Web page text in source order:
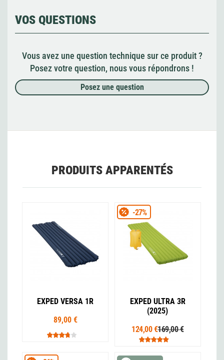
VOS QUESTIONS
Vous avez une question technique sur ce produit ?
Posez votre question, nous vous répondrons !
Posez une question
PRODUITS APPARENTÉS
EXPED VERSA 1R
89,00 €
EXPED ULTRA 3R
(2025)
124,00 €169,00 €
-27%